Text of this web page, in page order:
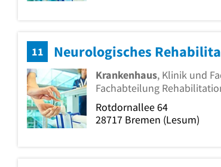
11
Krankenhaus, Klinik und
Fachabteilung
Rotdornallee 64
28717 Bremen (Lesum)